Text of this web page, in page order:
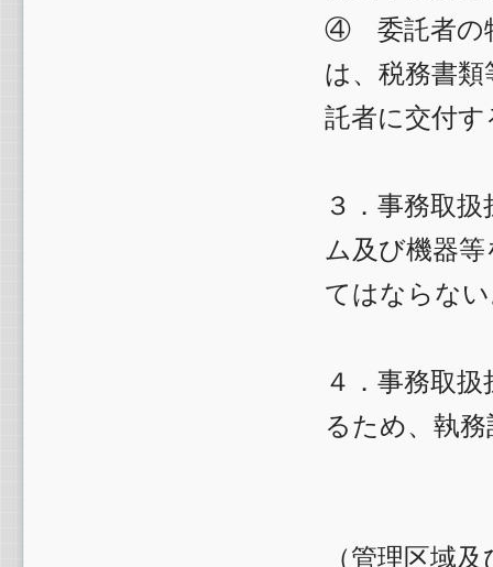
④ 委託者の
は、税務書
託者に交付す
３．事務取
ム及び機器
てはならな
４．事務取
るため、執
（管理区域